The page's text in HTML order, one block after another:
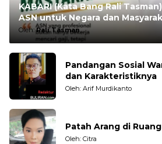
KABARI (Kata Bang Rali Tasman) :
ASN untuk Negara dan
Oleh:Rali Tasman
Pandangan Sosial
dan Karakteristiknya
Oleh: Arif Murdikanto
Patah Arang di
Oleh: Citra